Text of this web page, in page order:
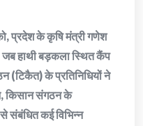
प्रदेश के कृषि मंत्री गणेश
हाथी बड़कला स्थित कैंप
(टिकैत) के प्रतिनिधियों ने
किसान संगठन के
संबंधित कई विभिन्न